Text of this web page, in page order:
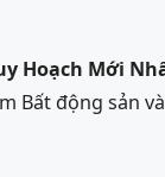
Hoạch Mới
Bất động sản